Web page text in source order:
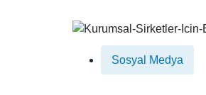
Sosyal Medya